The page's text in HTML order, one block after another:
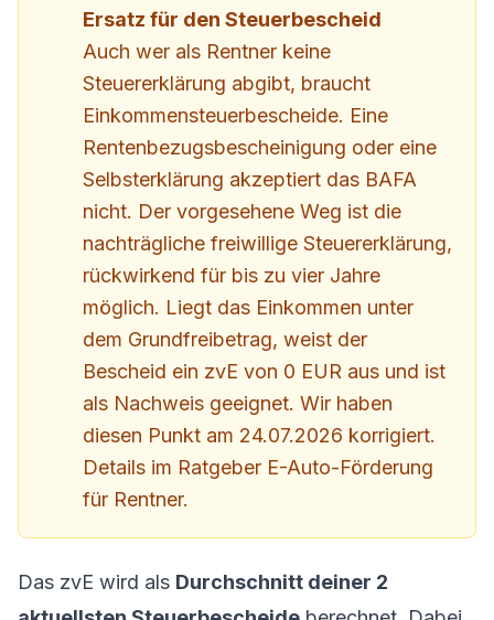
Ersatz für den Steuerbescheid
Auch wer als Rentner keine
Steuererklärung abgibt, braucht
Einkommensteuerbescheide. Eine
Rentenbezugsbescheinigung oder eine
Selbsterklärung akzeptiert das BAFA
nicht. Der vorgesehene Weg ist die
nachträgliche freiwillige Steuererklärung,
rückwirkend für bis zu vier Jahre
möglich. Liegt das Einkommen unter
dem Grundfreibetrag, weist der
Bescheid ein zvE von 0 EUR aus und ist
als Nachweis geeignet. Wir haben
diesen Punkt am 24.07.2026 korrigiert.
Details im Ratgeber E-Auto-Förderung
für Rentner.
Das zvE wird als Durchschnitt deiner 2